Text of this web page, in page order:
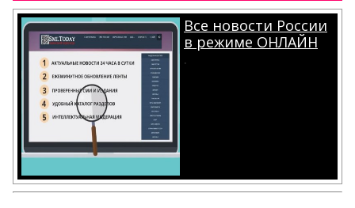
Все новости России
в режиме ОНЛАЙН
.